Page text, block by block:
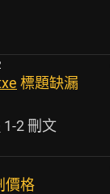
標題缺漏
價格